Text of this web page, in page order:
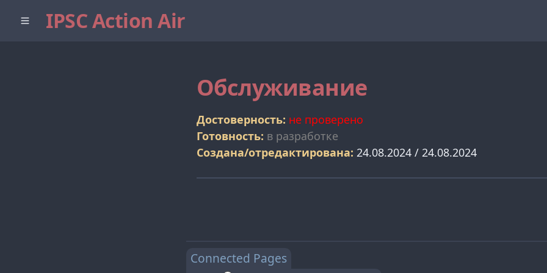
IPSC Action Air
Обслуживание
Достоверность: не проверено
Готовность: в разработке
Создана/отредактирована: 24.08.2024 / 24.08.2024
Connected Pages